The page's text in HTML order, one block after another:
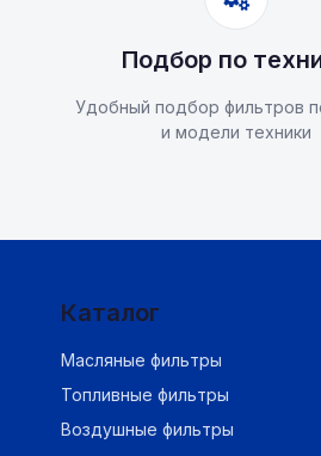
Подбор по
Удобный подбор фильтров
и модели техники
Каталог
Масляные фильтры
Топливные фильтры
Воздушные фильтры